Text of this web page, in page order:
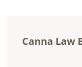
Canna Law